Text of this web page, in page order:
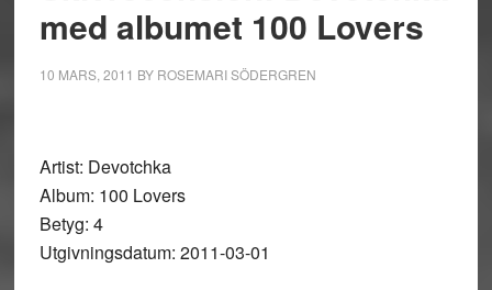
med albumet 100 Lovers
10 MARS, 2011 BY ROSEMARI SÖDERGREN
Artist: Devotchka
Album: 100 Lovers
Betyg: 4
Utgivningsdatum: 2011-03-01